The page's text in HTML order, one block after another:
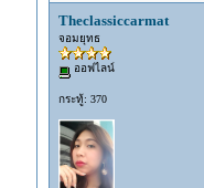
Theclassiccarmat
จอมยุทธ
ออฟไลน์
กระทู้: 370